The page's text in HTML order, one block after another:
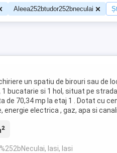
Aleea252btudor252bneculai
un spatiu de birouri sau de
1 bucatarie si 1 hol, situat pe
de 70,34 mp la etaj 1 . Dotat cu
energie electrica , gaz, apa si
2
Iasi, Iasi